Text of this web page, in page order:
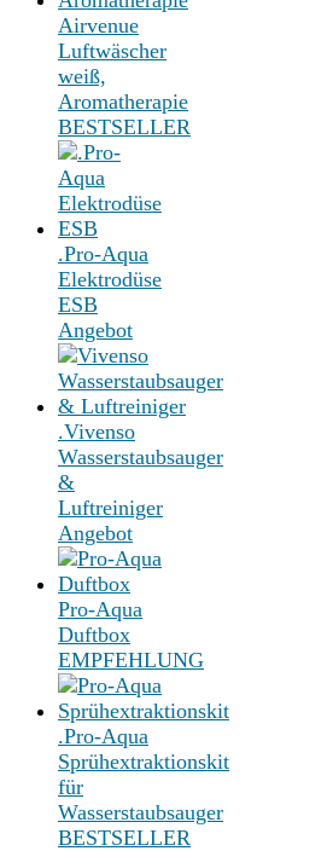
Airvenue
Luftwäscher
weiß,
Aromatherapie
BESTSELLER
.Pro-Aqua
Elektrodüse
ESB
Angebot
.Vivenso
Wasserstaubsauger
&
Luftreiniger
Angebot
Pro-Aqua
Duftbox
EMPFEHLUNG
.Pro-Aqua
Sprühextraktionskit
für
Wasserstaubsauger
BESTSELLER